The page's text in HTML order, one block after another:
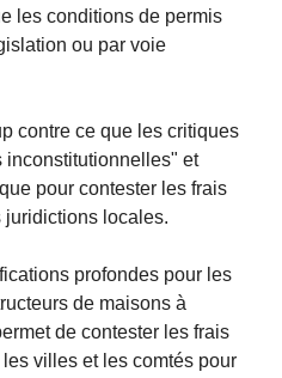
les conditions de permis
ou par voie
contre ce que les critiques
et
pour contester les frais
locales.
profondes pour les
de maisons à
de contester les frais
villes et les comtés pour